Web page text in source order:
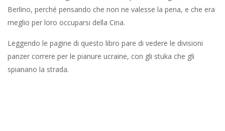
Berlino, perché pensando che non ne valesse la pena, e che era
meglio per loro occuparsi della Cina.
Leggendo le pagine di questo libro pare di vedere le divisioni
panzer correre per le pianure ucraine, con gli stuka che gli
spianano la strada.